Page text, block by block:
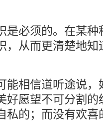
是必须的。在某
，从而更清楚地
能相信道听途说，
好愿望不可分割
私的；而没有欢